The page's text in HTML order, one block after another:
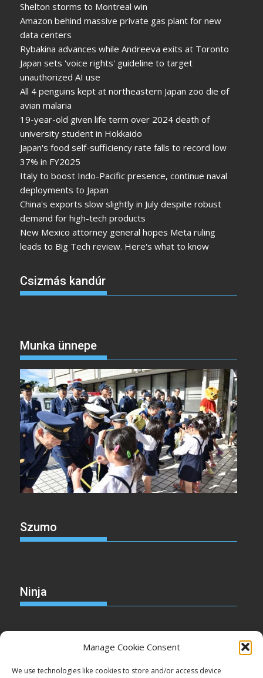
Manage Cookie Consent
We use technologies like cookies to store and/or access device
Shelton storms to Montreal win
Amazon behind massive private gas plant for new
data centers
Rybakina advances while Andreeva exits at Toronto
Japan sets 'voice rights' guideline to target
unauthorized AI use
All 4 penguins kept at northeastern Japan zoo die of
avian malaria
19-year-old given life term over 2024 death of
university student in Hokkaido
Japan's food self-sufficiency rate falls to record low
37% in FY2025
Italy to boost Indo-Pacific presence, continue naval
deployments to Japan
China's exports slow slightly in July despite robust
demand for high-tech products
New Mexico attorney general hopes Meta ruling
leads to Big Tech review. Here's what to know
Csizmás kandúr
Munka ünnepe
Szumo
Ninja